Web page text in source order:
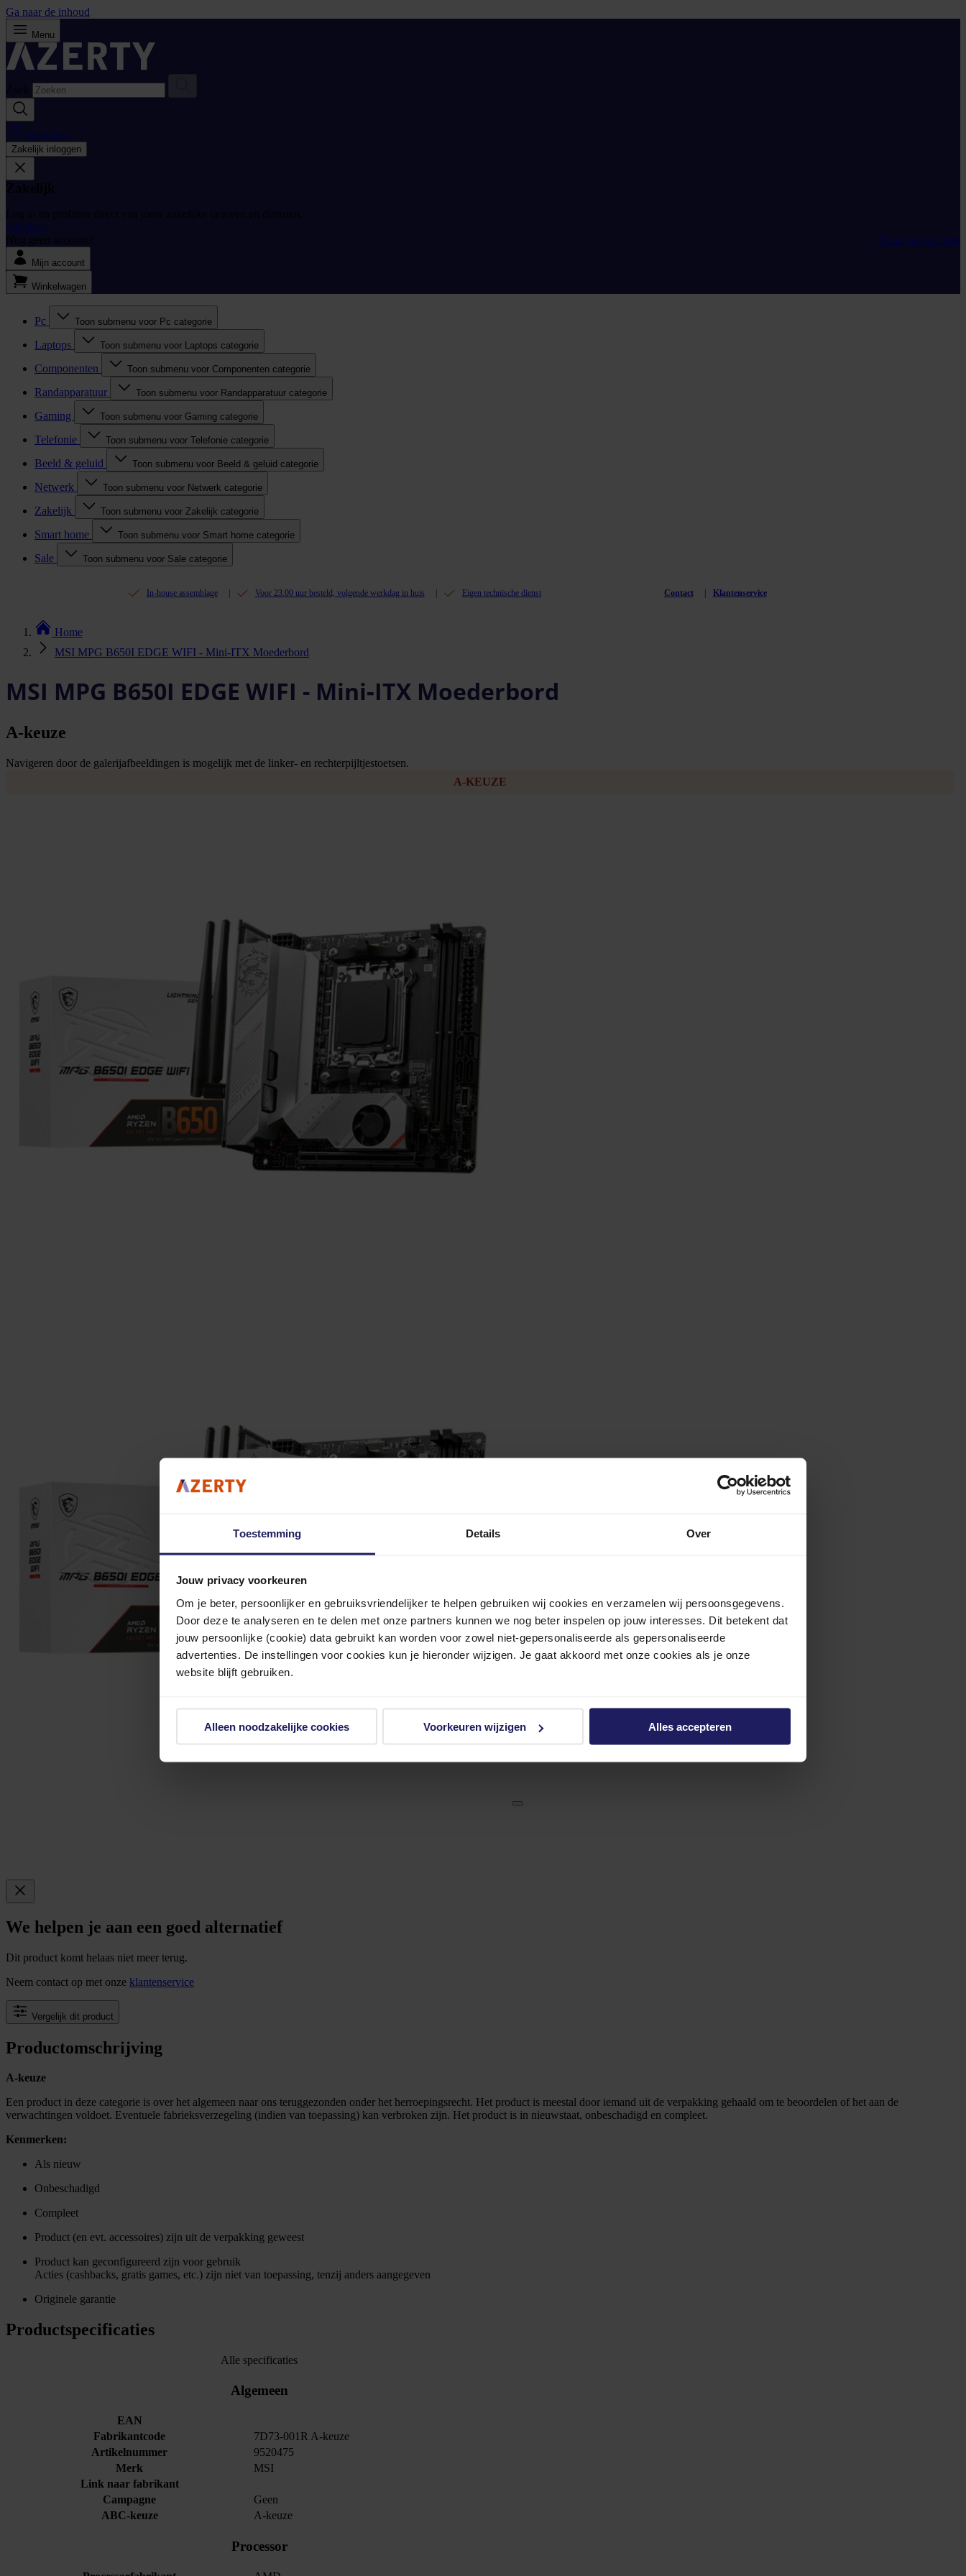
Toestemming Details Over
Jouw privacy voorkeuren
Om je beter, persoonlijker en gebruiksvriendelijker te helpen gebruiken wij cookies en verzamelen wij persoonsgegevens.
Door deze te analyseren en te delen met onze partners kunnen we nog beter inspelen op jouw interesses. Dit betekent dat
jouw persoonlijke (cookie) data gebruikt kan worden voor zowel niet-gepersonaliseerde als gepersonaliseerde
advertenties. De instellingen voor cookies kun je hieronder wijzigen. Je gaat akkoord met onze cookies als je onze
website blijft gebruiken.
Alleen noodzakelijke cookies Voorkeuren wijzigen Alles accepteren
Ga naar de inhoud
Menu
Zoek
Bestellijst
Zakelijk inloggen
Zakelijk
Log in en profiteer direct van jouw zakelijke tarieven en diensten.
Inloggen
Nog geen account?
Maak een account
Mijn account
Winkelwagen
Pc Toon submenu voor Pc categorie
Laptops Toon submenu voor Laptops categorie
Componenten Toon submenu voor Componenten categorie
Randapparatuur Toon submenu voor Randapparatuur categorie
Gaming Toon submenu voor Gaming categorie
Telefonie Toon submenu voor Telefonie categorie
Beeld & geluid Toon submenu voor Beeld & geluid categorie
Netwerk Toon submenu voor Netwerk categorie
Zakelijk Toon submenu voor Zakelijk categorie
Smart home Toon submenu voor Smart home categorie
Sale Toon submenu voor Sale categorie
In-house assemblage Voor 23.00 uur besteld, volgende werkdag in huis Eigen technische dienst Contact Klantenservice
Home
MSI MPG B650I EDGE WIFI - Mini‑ITX Moederbord
MSI MPG B650I EDGE WIFI - Mini‑ITX Moederbord
A-keuze
Navigeren door de galerijafbeeldingen is mogelijk met de linker- en rechterpijltjestoetsen.
A-KEUZE
We helpen je aan een goed alternatief
Dit product komt helaas niet meer terug.
Neem contact op met onze klantenservice
Vergelijk dit product
Productomschrijving
A-keuze
Een product in deze categorie is over het algemeen naar ons teruggezonden onder het herroepingsrecht. Het product is meestal door iemand uit de verpakking gehaald om te beoordelen of het aan de
verwachtingen voldoet. Eventuele fabrieksverzegeling (indien van toepassing) kan verbroken zijn. Het product is in nieuwstaat, onbeschadigd en compleet.
Kenmerken:
Als nieuw
Onbeschadigd
Compleet
Product (en evt. accessoires) zijn uit de verpakking geweest
Product kan geconfigureerd zijn voor gebruik
Acties (cashbacks, gratis games, etc.) zijn niet van toepassing, tenzij anders aangegeven
Originele garantie
Productspecificaties
Alle specificaties
Algemeen
EAN
Fabrikantcode
7D73-001R A-keuze
Artikelnummer
9520475
Merk
MSI
Link naar fabrikant
Campagne
Geen
ABC-keuze
A-keuze
Processor